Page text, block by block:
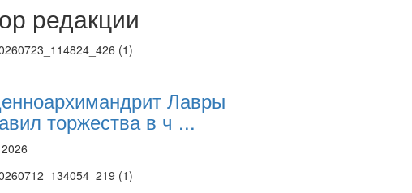
Название трансляции
Название трансляции
Название трансляции
Название трансляции
Название трансляции
редакции
Лавры
торжества в ч ...